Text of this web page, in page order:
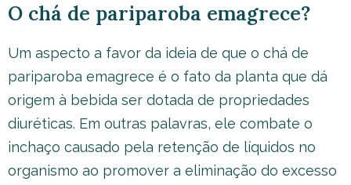
O chá de pariparoba emagrece?
Um aspecto a favor da ideia de que o chá de
pariparoba emagrece é o fato da planta que dá
origem à bebida ser dotada de propriedades
diuréticas. Em outras palavras, ele combate o
inchaço causado pela retenção de líquidos no
organismo ao promover a eliminação do excesso